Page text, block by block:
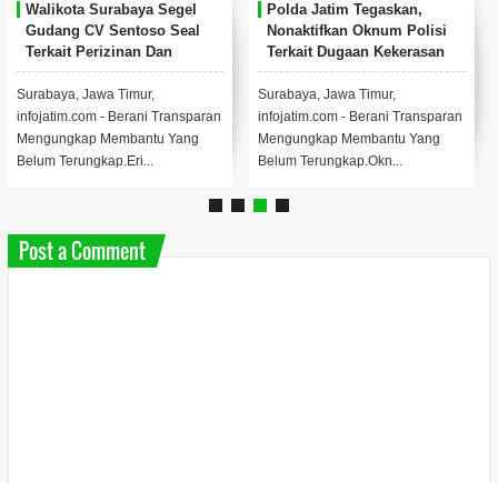
Walikota Surabaya Segel
Gudang CV Sentoso Seal
Terkait Perizinan Dan
Dugaan Penahanan Ijazah
Karyawan
Surabaya, Jawa Timur,
infojatim.com - Berani Transparan
Mengungkap Membantu Yang
Belum Terungkap.Eri...
Polda Jatim Tegaskan,
Nonaktifkan Oknum Polisi
Terkait Dugaan Kekerasan
Seksual Tahanan Wanita.
Surabaya, Jawa Timur,
infojatim.com - Berani Transparan
Mengungkap Membantu Yang
Belum Terungkap.Okn...
Post a Comment